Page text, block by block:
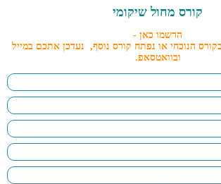
קורס מחול שיקומי
הרשמו כאן -
הנוכחי או נפתח קורס נוסף, נעדכן אתכם במייל
ובוואטסאפ.